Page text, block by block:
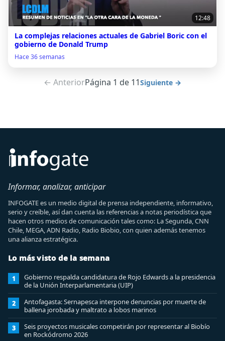
12:48
La complejas relaciones actuales de Gabriel Boric con el
gobierno de Donald Trump
Hace 36 semanas
← AnteriorPágina 1 de 11Siguiente →
Informar, analizar, anticipar
INFOGATE es un medio digital de prensa independiente, informativo,
serio y creíble, así dan cuenta las referencias a notas periodística que
hacen otros medios de comunicación tales como: La Segunda, CNN
Chile, MEGA, ADN Radio, Radio Biobio, con quien además tenemos
una alianza estratégica.
Lo más visto de la semana
1
Gobierno respalda candidatura de Rojo Edwards a la presidencia
de la Unión Interparlamentaria (UIP)
2
Antofagasta: Sernapesca interpone denuncias por muerte de
ballena jorobada y maltrato a lobos marinos
3
Seis proyectos musicales competirán por representar al Biobío
en Rockódromo 2026